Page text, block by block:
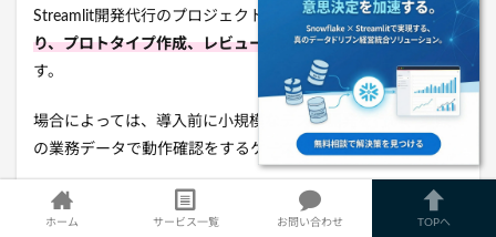
Streamlit開発代行のプロジェクトは、
ヒアリングから始ま
り、プロトタイプ作成、レビュー、納品という流れで進みま
す。
場合によっては、導入前に小規模なテスト開発を行い、実際
の業務データで動作確認をするケースもあります。
この段階的な進め方により、完成品が業務に適合しないリス
クを最小限に抑えられるので覚えておきましょう。
ホーム サービス一覧 お問い合わせ TOPへ